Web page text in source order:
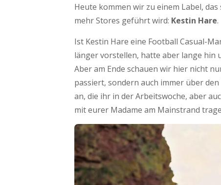
Heute kommen wir zu einem Label,
mehr Stores geführt wird: Kestin Hare.
Ist Kestin Hare eine Football Casual-
länger vorstellen, hatte aber lange
Aber am Ende schauen wir hier nicht
passiert, sondern auch immer über
an, die ihr in der Arbeitswoche, aber
mit eurer Madame am Mainstrand